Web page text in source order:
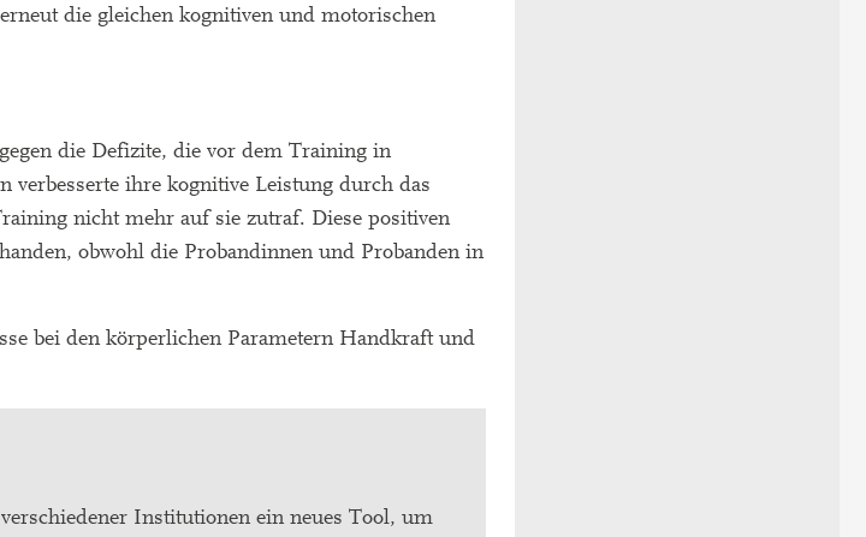
die gleichen kognitiven und motorischen
die Defizite, die vor dem Training in
verbesserte ihre kognitive Leistung durch das
nicht mehr auf sie zutraf. Diese positiven
obwohl die Probandinnen und Probanden in
bei den körperlichen Parametern Handkraft und
Institutionen ein neues Tool, um